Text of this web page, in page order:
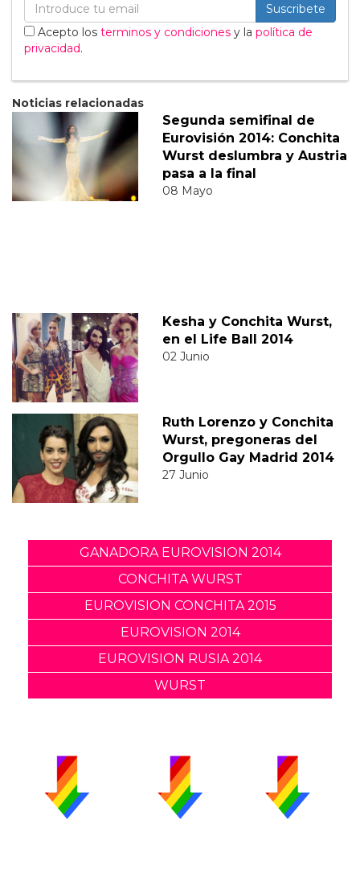
Suscribete
Acepto los terminos y condiciones y la política de
privacidad.
Noticias relacionadas
Segunda semifinal de
Eurovisión 2014: Conchita
Wurst deslumbra y Austria
pasa a la final
08 Mayo
Kesha y Conchita Wurst,
en el Life Ball 2014
02 Junio
Ruth Lorenzo y Conchita
Wurst, pregoneras del
Orgullo Gay Madrid 2014
27 Junio
GANADORA EUROVISION 2014
CONCHITA WURST
EUROVISION CONCHITA 2015
EUROVISION 2014
EUROVISION RUSIA 2014
WURST